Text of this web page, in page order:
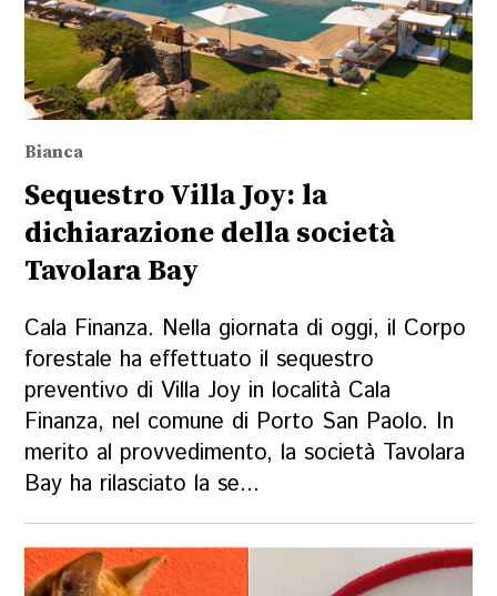
Bianca
Sequestro Villa Joy: la
dichiarazione della società
Tavolara Bay
Cala Finanza. Nella giornata di oggi, il Corpo
forestale ha effettuato il sequestro
preventivo di Villa Joy in località Cala
Finanza, nel comune di Porto San Paolo. In
merito al provvedimento, la società Tavolara
Bay ha rilasciato la se...